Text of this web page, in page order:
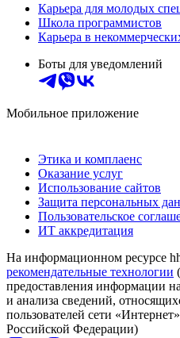
Карьера для молодых
Школа программистов
Карьера в
Боты для уведомлений
Мобильное приложение
Этика и комплаенс
Оказание услуг
Использование сайтов
Защита персональных
Пользовательское
ИТ аккредитация
На информационном ресурсе
рекомендательные технологии
предоставления информации
и анализа сведений,
пользователей сети
Российской Федерации)